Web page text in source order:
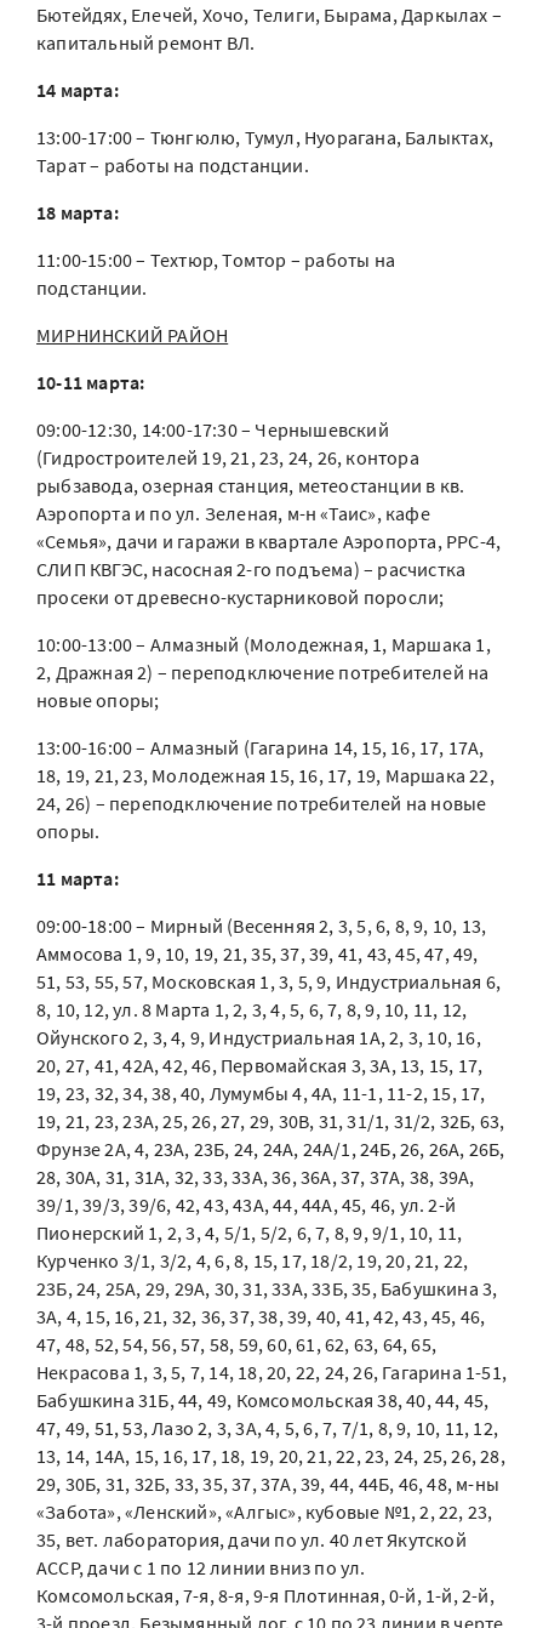
Бютейдях, Елечей, Хочо, Телиги, Бырама, Даркылах –
капитальный ремонт ВЛ.
14 марта:
13:00-17:00 – Тюнгюлю, Тумул, Нуорагана, Балыктах,
Тарат – работы на подстанции.
18 марта:
11:00-15:00 – Техтюр, Томтор – работы на
подстанции.
МИРНИНСКИЙ РАЙОН
10-11 марта:
09:00-12:30, 14:00-17:30 – Чернышевский
(Гидростроителей 19, 21, 23, 24, 26, контора
рыбзавода, озерная станция, метеостанции в кв.
Аэропорта и по ул. Зеленая, м-н «Таис», кафе
«Семья», дачи и гаражи в квартале Аэропорта, РРС-4,
СЛИП КВГЭС, насосная 2-го подъема) – расчистка
просеки от древесно-кустарниковой поросли;
10:00-13:00 – Алмазный (Молодежная, 1, Маршака 1,
2, Дражная 2) – переподключение потребителей на
новые опоры;
13:00-16:00 – Алмазный (Гагарина 14, 15, 16, 17, 17А,
18, 19, 21, 23, Молодежная 15, 16, 17, 19, Маршака 22,
24, 26) – переподключение потребителей на новые
опоры.
11 марта:
09:00-18:00 – Мирный (Весенняя 2, 3, 5, 6, 8, 9, 10, 13,
Аммосова 1, 9, 10, 19, 21, 35, 37, 39, 41, 43, 45, 47, 49,
51, 53, 55, 57, Московская 1, 3, 5, 9, Индустриальная 6,
8, 10, 12, ул. 8 Марта 1, 2, 3, 4, 5, 6, 7, 8, 9, 10, 11, 12,
Ойунского 2, 3, 4, 9, Индустриальная 1А, 2, 3, 10, 16,
20, 27, 41, 42А, 42, 46, Первомайская 3, 3А, 13, 15, 17,
19, 23, 32, 34, 38, 40, Лумумбы 4, 4А, 11-1, 11-2, 15, 17,
19, 21, 23, 23А, 25, 26, 27, 29, 30В, 31, 31/1, 31/2, 32Б, 63,
Фрунзе 2А, 4, 23А, 23Б, 24, 24А, 24А/1, 24Б, 26, 26А, 26Б,
28, 30А, 31, 31А, 32, 33, 33А, 36, 36А, 37, 37А, 38, 39А,
39/1, 39/3, 39/6, 42, 43, 43А, 44, 44А, 45, 46, ул. 2-й
Пионерский 1, 2, 3, 4, 5/1, 5/2, 6, 7, 8, 9, 9/1, 10, 11,
Курченко 3/1, 3/2, 4, 6, 8, 15, 17, 18/2, 19, 20, 21, 22,
23Б, 24, 25А, 29, 29А, 30, 31, 33А, 33Б, 35, Бабушкина 3,
3А, 4, 15, 16, 21, 32, 36, 37, 38, 39, 40, 41, 42, 43, 45, 46,
47, 48, 52, 54, 56, 57, 58, 59, 60, 61, 62, 63, 64, 65,
Некрасова 1, 3, 5, 7, 14, 18, 20, 22, 24, 26, Гагарина 1-51,
Бабушкина 31Б, 44, 49, Комсомольская 38, 40, 44, 45,
47, 49, 51, 53, Лазо 2, 3, 3А, 4, 5, 6, 7, 7/1, 8, 9, 10, 11, 12,
13, 14, 14А, 15, 16, 17, 18, 19, 20, 21, 22, 23, 24, 25, 26, 28,
29, 30Б, 31, 32Б, 33, 35, 37, 37А, 39, 44, 44Б, 46, 48, м-ны
«Забота», «Ленский», «Алгыс», кубовые №1, 2, 22, 23,
35, вет. лаборатория, дачи по ул. 40 лет Якутской
АССР, дачи с 1 по 12 линии вниз по ул.
Комсомольская, 7-я, 8-я, 9-я Плотинная, 0-й, 1-й, 2-й,
3-й проезд, Безымянный лог, с 10 по 23 линии в черте